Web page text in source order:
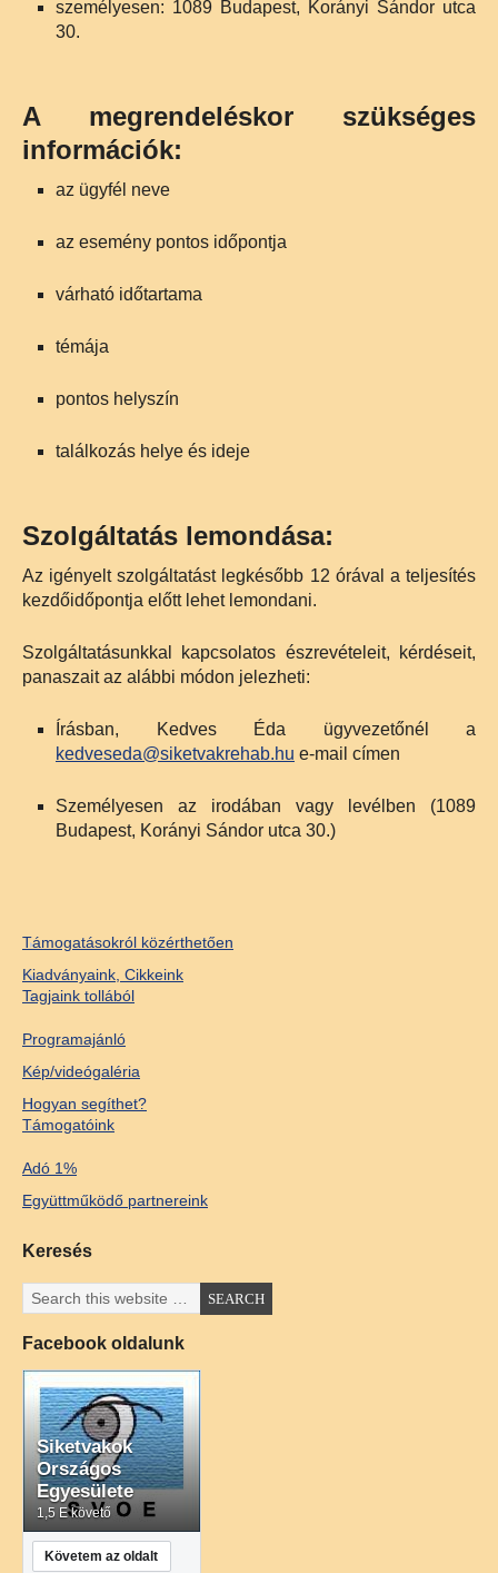
személyesen: 1089 Budapest, Korányi Sándor utca
30.
A megrendeléskor szükséges
információk:
az ügyfél neve
az esemény pontos időpontja
várható időtartama
témája
pontos helyszín
találkozás helye és ideje
Szolgáltatás lemondása:
Az igényelt szolgáltatást legkésőbb 12 órával a teljesítés
kezdőidőpontja előtt lehet lemondani.
Szolgáltatásunkkal kapcsolatos észrevételeit, kérdéseit,
panaszait az alábbi módon jelezheti:
Írásban, Kedves Éda ügyvezetőnél a
kedveseda@siketvakrehab.hu e-mail címen
Személyesen az irodában vagy levélben (1089
Budapest, Korányi Sándor utca 30.)
Támogatásokról közérthetően
Kiadványaink, Cikkeink
Tagjaink tollából
Programajánló
Kép/videógaléria
Hogyan segíthet?
Támogatóink
Adó 1%
Együttműködő partnereink
Keresés
Facebook oldalunk
Siketvakok
Országos
Egyesülete
1,5 E követő
Követem az oldalt